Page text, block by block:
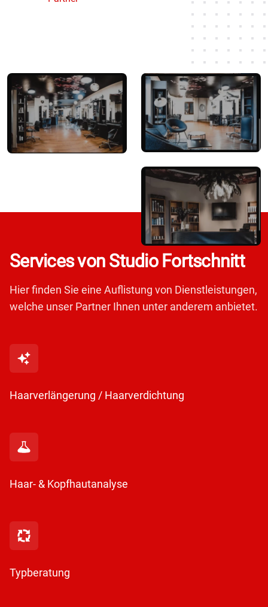
Services von Studio Fortschnitt
Hier finden Sie eine Auflistung von Dienstleistungen,
welche unser Partner Ihnen unter anderem anbietet.
Haarverlängerung / Haarverdichtung
Haar- & Kopfhautanalyse
Typberatung